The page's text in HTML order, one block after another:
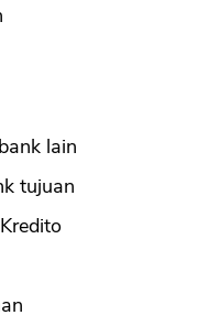
lain
tujuan